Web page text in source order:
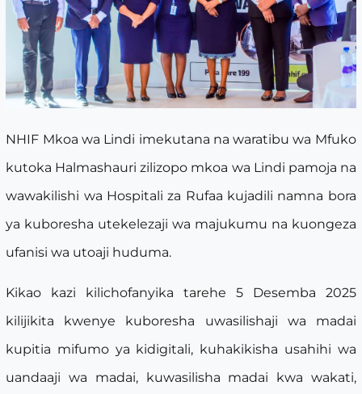
NHIF Mkoa wa Lindi imekutana na waratibu wa Mfuko
kutoka Halmashauri zilizopo mkoa wa Lindi pamoja na
wawakilishi wa Hospitali za Rufaa kujadili namna bora
ya kuboresha utekelezaji wa majukumu na kuongeza
ufanisi wa utoaji huduma.
Kikao kazi kilichofanyika tarehe 5 Desemba 2025
kilijikita kwenye kuboresha uwasilishaji wa madai
kupitia mifumo ya kidigitali, kuhakikisha usahihi wa
uandaaji wa madai, kuwasilisha madai kwa wakati,